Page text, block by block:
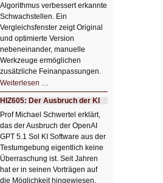
Algorithmus verbessert erkannte
Schwachstellen. Ein
Vergleichsfenster zeigt Original
und optimierte Version
nebeneinander, manuelle
Werkzeuge ermöglichen
zusätzliche Feinanpassungen.
Weiterlesen …
Bildverschönerung
mit
einem
Klick
HIZ606:
Bildverschönerung
mit
einem
Klick
HIZ605: Der Ausbruch der KI
Prof Michael Schwertel erklärt,
das der Ausbruch der OpenAI
GPT 5.1 Sol KI Software aus der
Testumgebung eigentlich keine
Überraschung ist. Seit Jahren
hat er in seinen Vorträgen auf
die Möglichkeit hingewiesen,